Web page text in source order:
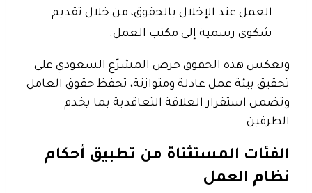
العمل عند الإخلال بالحقوق، من خلال تقديم
شكوى رسمية إلى مكتب العمل.
وتعكس هذه الحقوق حرص المشرّع السعودي على
تحقيق بيئة عمل عادلة ومتوازنة، تحفظ حقوق العامل
وتضمن استقرار العلاقة التعاقدية بما يخدم
الطرفين.
الفئات المستثناة من تطبيق أحكام
نظام العمل